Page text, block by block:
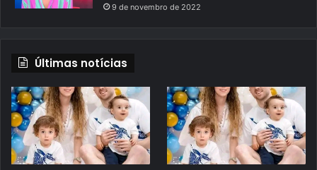
9 de novembro de 2022
Últimas notícias